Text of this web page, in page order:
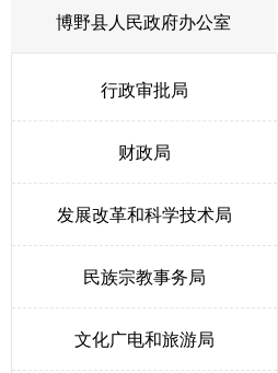
博野县人民政府办公室
行政审批局
财政局
发展改革和科学技术局
民族宗教事务局
文化广电和旅游局